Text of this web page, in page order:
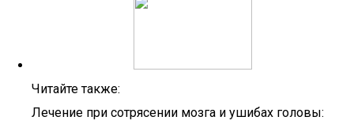
Читайте также:
Лечение при сотрясении мозга и ушибах головы: